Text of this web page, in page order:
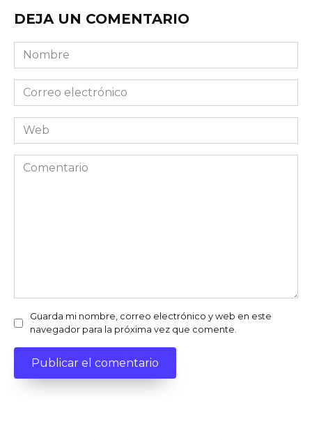
DEJA UN COMENTARIO
Nombre
Correo
electrónico
Web
Comentario
Guarda mi nombre, correo electrónico y web en este
navegador para la próxima vez que comente.